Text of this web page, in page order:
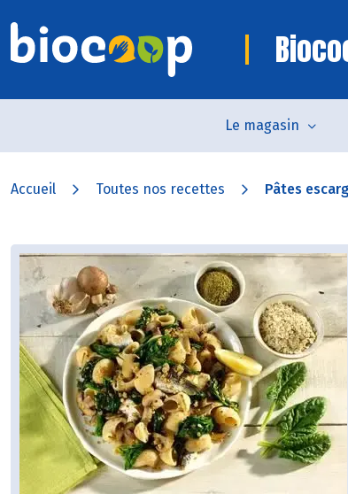
Le magasin
Accueil Toutes nos recettes Pâtes